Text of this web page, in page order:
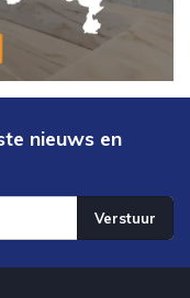
nieuws en
Verstuur